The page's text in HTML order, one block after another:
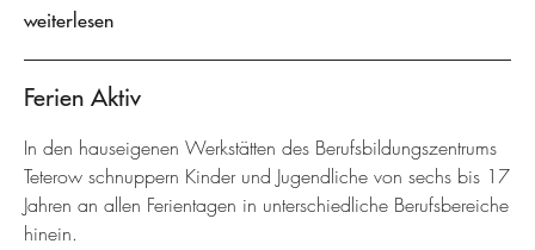
weiterlesen
Ferien Aktiv
In den hauseigenen Werkstätten des Berufsbildungszentrums
Teterow schnuppern Kinder und Jugendliche von sechs bis 17
Jahren an allen Ferientagen in unterschiedliche Berufsbereiche
hinein.